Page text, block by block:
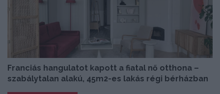
Franciás hangulatot kapott a fiatal nő otthona –
szabálytalan alakú, 45m2-es lakás régi bérházban